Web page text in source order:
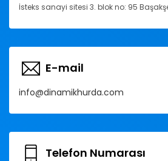
İsteks sanayi sitesi 3. blok no: 95
E-mail
info@dinamikhurda.com
Telefon Numarası